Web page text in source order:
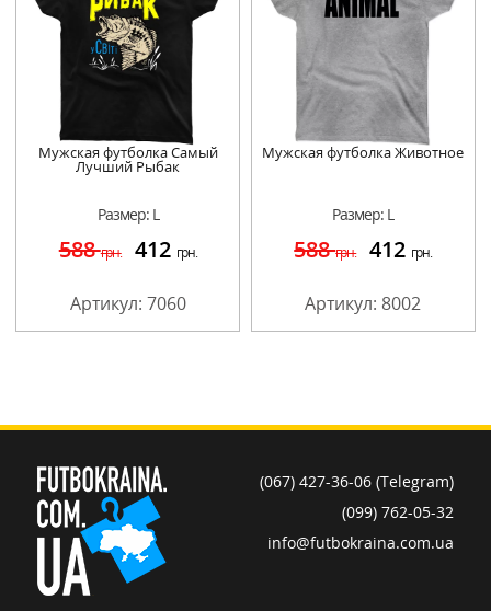
Мужская футболка Самый
Лучший Рыбак
Размер: L
588грн. 412 грн.
Артикул: 7060
Мужская футболка Животное
Размер: L
588грн. 412 грн.
Артикул: 8002
(067) 427-36-06 (Telegram)
(099) 762-05-32
info@futbokraina.com.ua